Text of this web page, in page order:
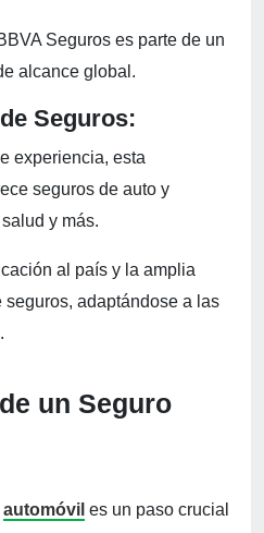
Seguros es parte de un
alcance global.
Seguros:
experiencia, esta
seguros de auto y
y más.
al país y la amplia
adaptándose a las
un Seguro
automóvil es un paso crucial